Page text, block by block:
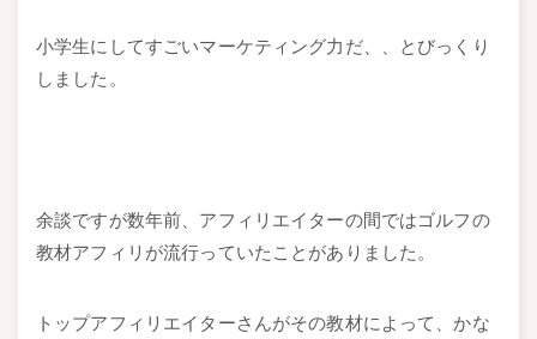
小学生にしてすごいマーケティング力だ、、とびっくり
しました。
余談ですが数年前、アフィリエイターの間ではゴルフの
教材アフィリが流行っていたことがありました。
トップアフィリエイターさんがその教材によって、かな